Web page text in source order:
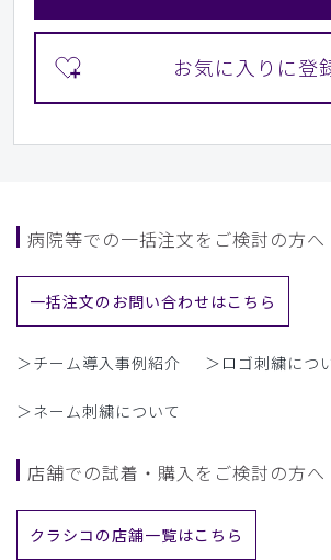
病院等での一括注文をご検討の方へ
一括注文のお問い合わせはこちら
＞チーム導入事例紹介 ＞ロゴ刺繍につ
＞ネーム刺繍について
店舗での試着・購入をご検討の方へ
クラシコの店舗一覧はこちら